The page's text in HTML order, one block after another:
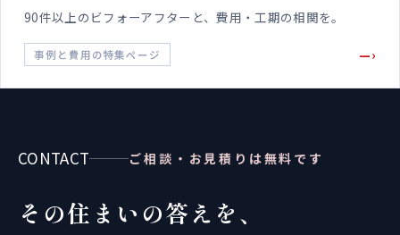
90件以上のビフォーアフターと、費用・工期の相関を。
事例と費用の特集ページ —›
CONTACT ご相談・お見積りは無料です
その住まいの答えを、